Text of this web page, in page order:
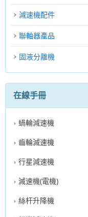
減速機配件
聯軸器產品
固液分離機
在線手冊
蝸輪減速機
齒輪減速機
行星減速機
減速機(電機)
絲杆升降機